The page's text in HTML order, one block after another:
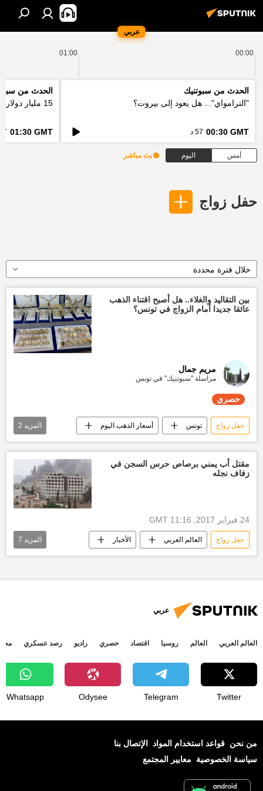
عربي
00:00
01:00
الحدث من سبوتنيك
"الترامواي"... هل يعود إلى بيروت؟
00:30 GMT 57 د
الحدث من
15 مليار دولار... كيف ستعالج اوروبا فاتورة الحرائق؟
01:30 GMT
57
أمس اليوم بث مباشر
حفل زواج
خلال فترة محددة
بين التقاليد والغلاء.. هل أصبح اقتناء الذهب
عائقا جديدا أمام الزواج في تونس؟
مريم جمال
مراسلة "سبوتنيك" في تونس
حصري
حفل زواج تونس أسعار الذهب اليوم
تقارير سبوتنيك حصري
المزيد 2
مقتل أب يمني برصاص حرس السجن في
زفاف نجله
24 فبراير 2017, 11:16 GMT
حفل زواج العالم العربي الأخبار
عدن الوطن العربي أخبار عربية
المزيد 7
عربي
العالم العربي العالم روسيا اقتصاد حصري راديو رصد عسكري
Twitter
Telegram
Odysee
Whatsapp
من نحن قواعد استخدام المواد الإتصال بنا
سياسة الخصوصية
معايير المجتمع